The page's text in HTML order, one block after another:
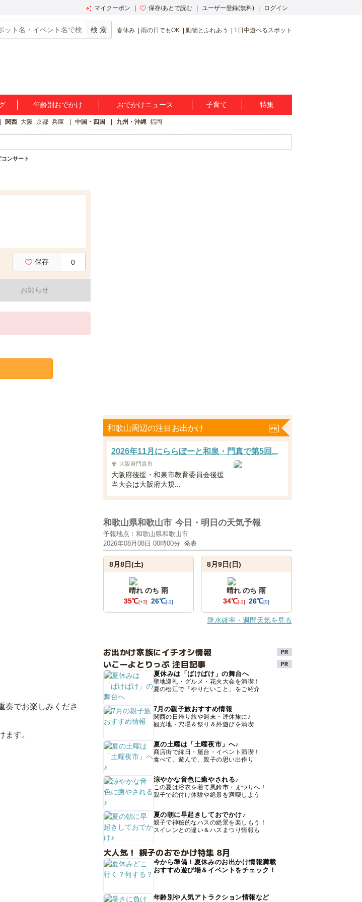
マイクーポン 保存/あとで読む ユーザー登録(無料) ログイン
春休み 雨の日でもOK 動物とふれあう 1日中遊べるスポット
年齢別おでかけ おでかけニュース 子育て 特集
関西 大阪 京都 兵庫 中国・四国 九州・沖縄 福岡
ンサート
保存 0
お知らせ
奏でお楽しみくださ
す。
和歌山周辺の注目お出かけ
2026年11月にららぽーと和泉・門真で第5回...
大阪府門真市
大阪府後援・和泉市教育委員会後援
当大会は大阪府大規...
和歌山県和歌山市 今日・明日の天気予報
予報地点：和歌山県和歌山市
2026年08月08日 00時00分 発表
8月8日(土)
晴れ のち 雨
35℃[+3] 26℃[-1]
8月9日(日)
晴れ のち 雨
34℃[-1] 26℃[0]
降水確率・週間天気を見る
お出かけ家族にイチオシ情報
いこーよとりっぷ 注目記事
夏休みは「ばけばけ」の舞台へ
聖地巡礼・グルメ・花火大会を満喫！
夏の松江で「やりたいこと」をご紹介
7月の親子旅おすすめ情報
関西の日帰り旅や週末・連休旅に♪
観光地・穴場＆祭り＆外遊びを満喫
夏の土曜は「土曜夜市」へ♪
商店街で縁日・屋台・イベント満喫！
食べて、遊んで、親子の思い出作り
涼やかな音色に癒やされる♪
この夏は浴衣を着て風鈴市・まつりへ！
親子で絵付け体験や絶景を満喫しよう
夏の朝に早起きしておでかけ♪
親子で神秘的なハスの絶景を楽しもう！
スイレンとの違い＆ハスまつり情報も
大人気！ 親子のおでかけ特集 8月
今から準備！夏休みのお出かけ情報満載
おすすめ遊び場＆イベントをチェック！
年齢別や人気アトラクション情報など